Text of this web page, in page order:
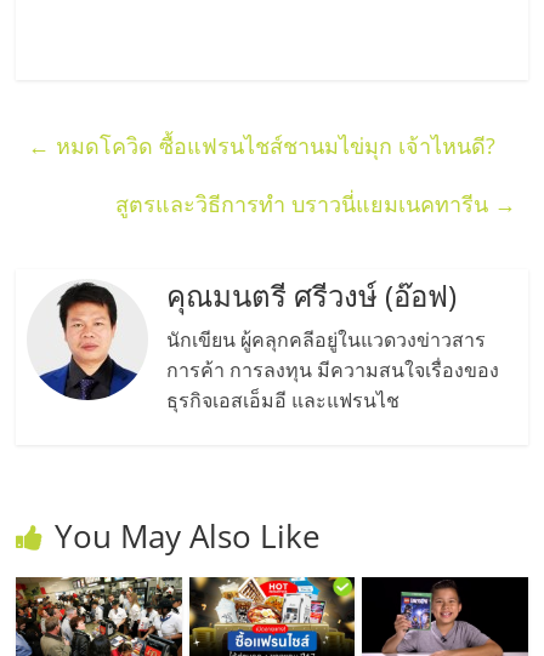
← หมดโควิด ซื้อแฟรนไชส์ชานมไข่มุก เจ้าไหนดี?
สูตรและวิธีการทำ บราวนี่แยมเนคทารีน →
คุณมนตรี ศรีวงษ์ (อ๊อฟ)
นักเขียน ผู้คลุกคลีอยู่ในแวดวงข่าวสาร
การค้า การลงทุน มีความสนใจเรื่องของ
ธุรกิจเอสเอ็มอี และแฟรนไช
You May Also Like